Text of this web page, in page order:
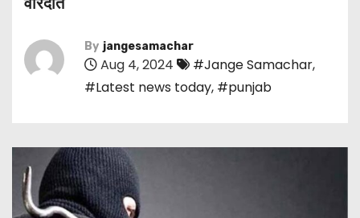
By jangesamachar
Aug 4, 2024 #Jange Samachar,
#Latest news today, #punjab